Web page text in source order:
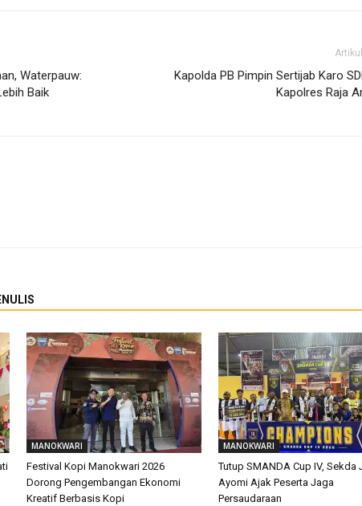
Waterpauw:
Baik
Kapolda PB Pimpin Sertijab Karo
Kapolres Raja
MANOKWARI
Festival Kopi Manokwari 2026
Dorong Pengembangan Ekonomi
Kreatif Berbasis Kopi
MANOKWARI
Tutup SMANDA Cup IV, Sekda
Ayomi Ajak Peserta Jaga
Persaudaraan